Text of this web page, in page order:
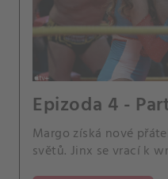
Epizoda 4 -
Margo získá nové
světů. Jinx se vrací k